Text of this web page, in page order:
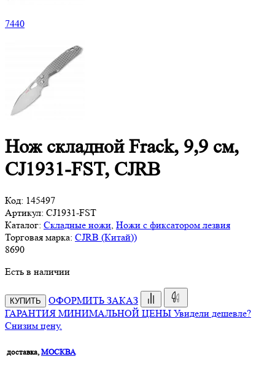
7440
Нож складной Frack, 9,9 см,
CJ1931-FST, CJRB
Код: 145497
Артикул: CJ1931-FST
Каталог: Складные ножи Ножи с фиксатором лезвия
Торговая марка: CJRB (Китай))
8690
Есть в наличии
КУПИТЬ
ОФОРМИТЬ ЗАКАЗ
ГАРАНТИЯ МИНИМАЛЬНОЙ ЦЕНЫ Увидели дешевле?
Снизим цену.
доставка, МОСКВА